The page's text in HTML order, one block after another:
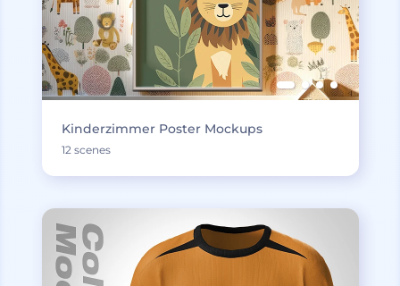
Kinderzimmer Poster Mockups
12 scenes